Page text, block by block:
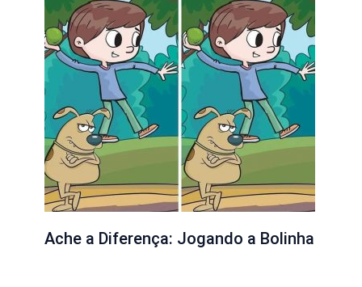
Ache a Diferença: Jogando a Bolinha